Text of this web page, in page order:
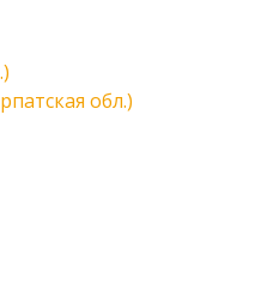
обл.)